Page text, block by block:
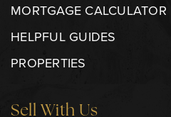
MORTGAGE CALCULATOR
HELPFUL GUIDES
PROPERTIES
Sell With Us